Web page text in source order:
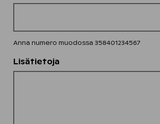
Anna numero muodossa 358401234567
Lisätietoja